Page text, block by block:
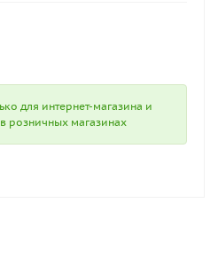
для интернет-магазина и
розничных магазинах